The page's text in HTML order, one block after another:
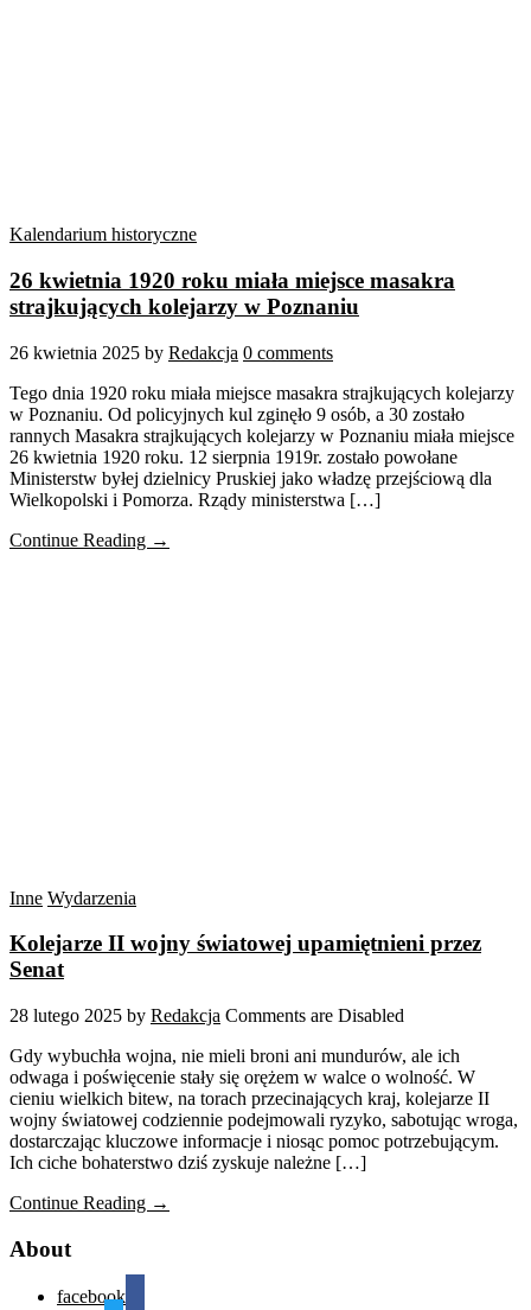
Kalendarium historyczne
26 kwietnia 1920 roku miała miejsce masakra
strajkujących kolejarzy w Poznaniu
26 kwietnia 2025 by Redakcja 0 comments
Tego dnia 1920 roku miała miejsce masakra strajkujących kolejarzy
w Poznaniu. Od policyjnych kul zginęło 9 osób, a 30 zostało
rannych Masakra strajkujących kolejarzy w Poznaniu miała miejsce
26 kwietnia 1920 roku. 12 sierpnia 1919r. zostało powołane
Ministerstw byłej dzielnicy Pruskiej jako władzę przejściową dla
Wielkopolski i Pomorza. Rządy ministerstwa […]
Continue Reading →
Inne Wydarzenia
Kolejarze II wojny światowej upamiętnieni przez
Senat
28 lutego 2025 by Redakcja Comments are Disabled
Gdy wybuchła wojna, nie mieli broni ani mundurów, ale ich
odwaga i poświęcenie stały się orężem w walce o wolność. W
cieniu wielkich bitew, na torach przecinających kraj, kolejarze II
wojny światowej codziennie podejmowali ryzyko, sabotując wroga,
dostarczając kluczowe informacje i niosąc pomoc potrzebującym.
Ich ciche bohaterstwo dziś zyskuje należne […]
Continue Reading →
About
facebook